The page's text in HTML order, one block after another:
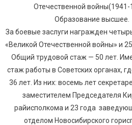
Отечественной войны(1941-
Образование высшее.
За боевые заслуги награжден
«Великой Отечественной войны» и
Общий трудовой стаж — 50 лет.
стаж работы в Советских органах,
36 лет. Из них: восемь лет
заместителем Председателя
райисполкома и 23 года
отделом Новосибирского